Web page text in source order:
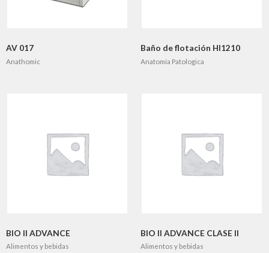
AV 017
Anathomic
Baño de flotación HI1210
Anatomía Patologica
BIO II ADVANCE
Alimentos y bebidas
BIO II ADVANCE CLASE II
Alimentos y bebidas